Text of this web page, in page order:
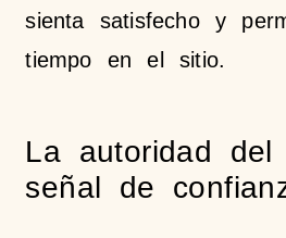
sienta satisfecho y
tiempo en el sitio.
La autoridad del
señal de